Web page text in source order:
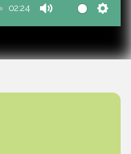
02:24
Mute